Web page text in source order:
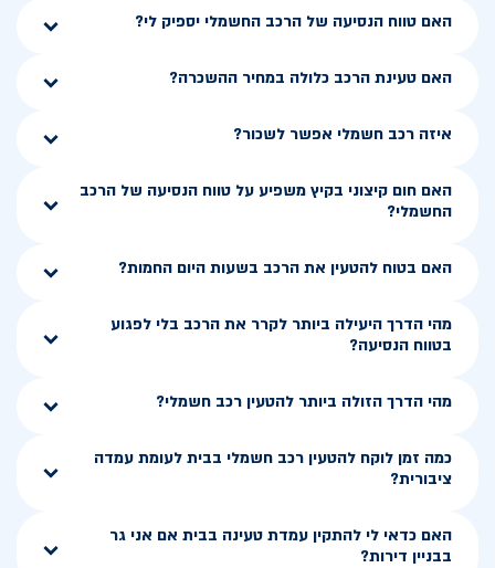
האם טווח הנסיעה של הרכב החשמלי יספיק לי?
האם טעינת הרכב כלולה במחיר ההשכרה?
איזה רכב חשמלי אפשר לשכור?
האם חום קיצוני בקיץ משפיע על טווח הנסיעה של הרכב
החשמלי?
האם בטוח להטעין את הרכב בשעות היום החמות?
מהי הדרך היעילה ביותר לקרר את הרכב בלי לפגוע
בטווח הנסיעה?
מהי הדרך הזולה ביותר להטעין רכב חשמלי?
כמה זמן לוקח להטעין רכב חשמלי בבית לעומת עמדה
ציבורית?
האם כדאי לי להתקין עמדת טעינה בבית אם אני גר
בבניין דירות?